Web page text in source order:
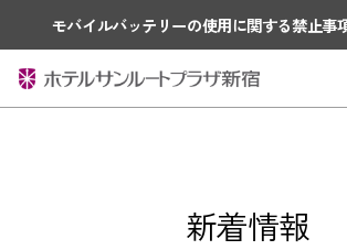
モバイルバッテリーの使用に関する禁止事
新着情報